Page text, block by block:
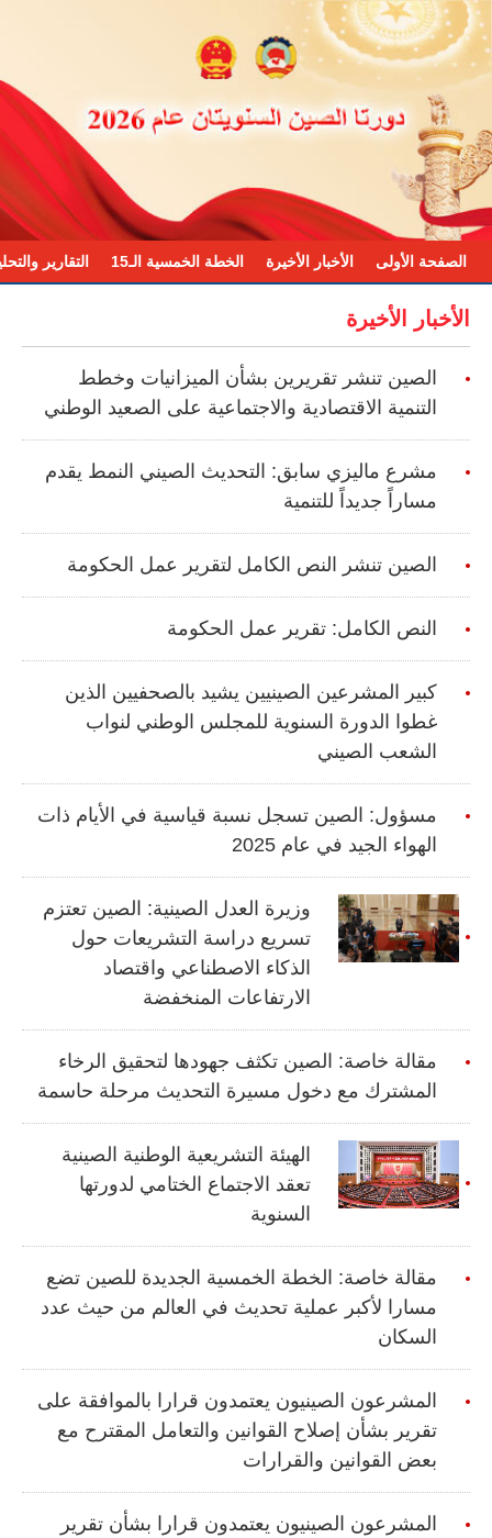
الصفحة الأولى الأخبار الأخيرة الخطة الخمسية الـ15 التقارير
الأخبار الأخيرة
الصين تنشر تقريرين بشأن الميزانيات وخطط
التنمية الاقتصادية والاجتماعية على الصعيد الوطني
مشرع ماليزي سابق: التحديث الصيني النمط يقدم
مساراً جديداً للتنمية
الصين تنشر النص الكامل لتقرير عمل الحكومة
النص الكامل: تقرير عمل الحكومة
كبير المشرعين الصينيين يشيد بالصحفيين الذين
غطوا الدورة السنوية للمجلس الوطني لنواب
الشعب الصيني
مسؤول: الصين تسجل نسبة قياسية في الأيام ذات
الهواء الجيد في عام 2025
وزيرة العدل الصينية: الصين تعتزم
تسريع دراسة التشريعات حول
الذكاء الاصطناعي واقتصاد
الارتفاعات المنخفضة
مقالة خاصة: الصين تكثف جهودها لتحقيق الرخاء
المشترك مع دخول مسيرة التحديث مرحلة حاسمة
الهيئة التشريعية الوطنية الصينية
تعقد الاجتماع الختامي لدورتها
السنوية
مقالة خاصة: الخطة الخمسية الجديدة للصين تضع
مسارا لأكبر عملية تحديث في العالم من حيث عدد
السكان
المشرعون الصينيون يعتمدون قرارا بالموافقة على
تقرير بشأن إصلاح القوانين والتعامل المقترح مع
بعض القوانين والقرارات
المشرعون الصينيون يعتمدون قرارا بشأن تقرير